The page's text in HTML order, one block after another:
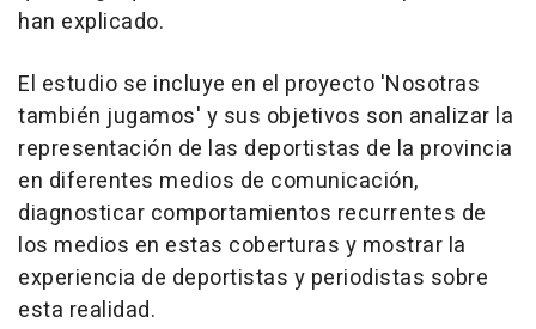
han explicado.
El estudio se incluye en el proyecto 'Nosotras
también jugamos' y sus objetivos son analizar la
representación de las deportistas de la provincia
en diferentes medios de comunicación,
diagnosticar comportamientos recurrentes de
los medios en estas coberturas y mostrar la
experiencia de deportistas y periodistas sobre
esta realidad.